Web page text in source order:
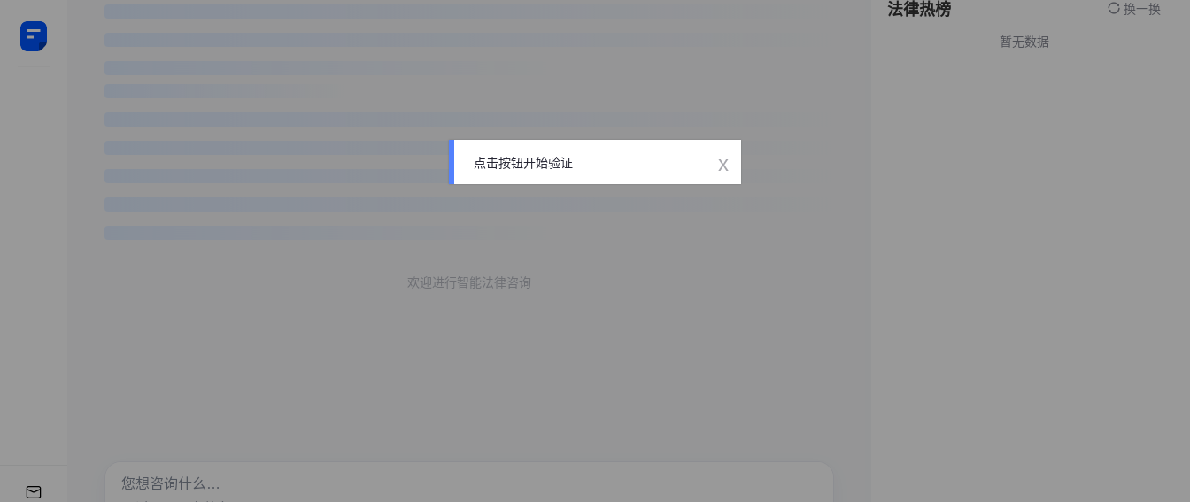
欢迎进行智能法律咨询
法律热榜 换一换
暂无数据
点击按钮开始验证 x